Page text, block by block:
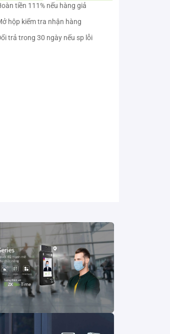
tiền 111% nếu hàng giả
hộp kiểm tra nhận hàng
trả trong 30 ngày nếu sp lỗi